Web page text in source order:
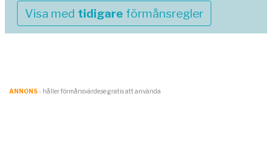
Visa med tidigare förmånsregler
ANNONS- håller förmånsvärde.se gratis att använda